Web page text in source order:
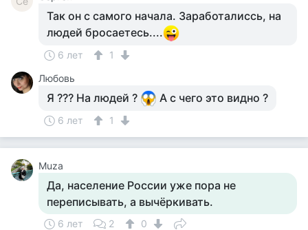
Так он с самого начала. Заработалиссь, на
людей бросаетесь....
6 лет
1
Любовь
Я ??? На людей ? А с чего это видно ?
6 лет 1
Muza
Да, население России уже пора не
переписывать, а вычёркивать.
6 лет 2
0